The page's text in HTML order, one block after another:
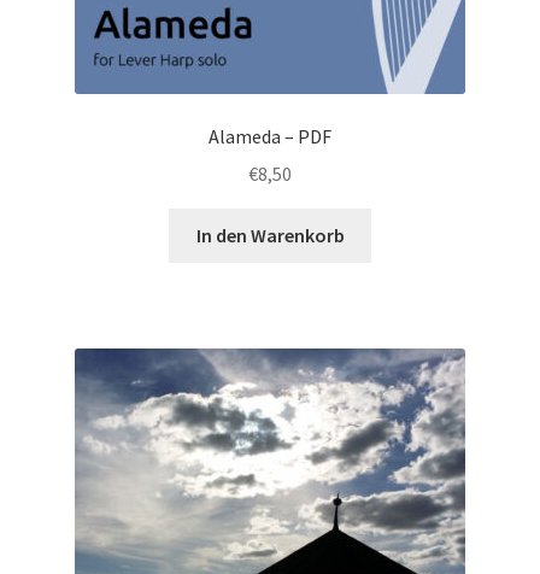
Alameda – PDF
€8,50
In den Warenkorb